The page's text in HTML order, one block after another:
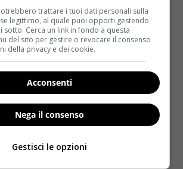
trattare i tuoi dati personali sulla
legittimo, al quale puoi opporti gestendo
sotto. Cerca un link in fondo a questa
del sito per gestire o revocare il consenso
della privacy e dei cookie.
Acconsenti
Nega il consenso
Gestisci le opzioni